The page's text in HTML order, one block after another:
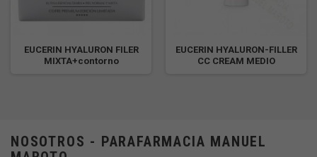
EUCERIN HYALURON FILER
MIXTA+contorno
EUCERIN HYALURON-FILLER
CC CREAM MEDIO
NOSOTROS - PARAFARMACIA MANUEL